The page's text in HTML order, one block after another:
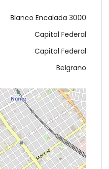
Blanco Encalada 3000
Capital Federal
Capital Federal
Belgrano